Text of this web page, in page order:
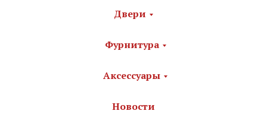
Двери
Фурнитура
Аксессуары
Новости